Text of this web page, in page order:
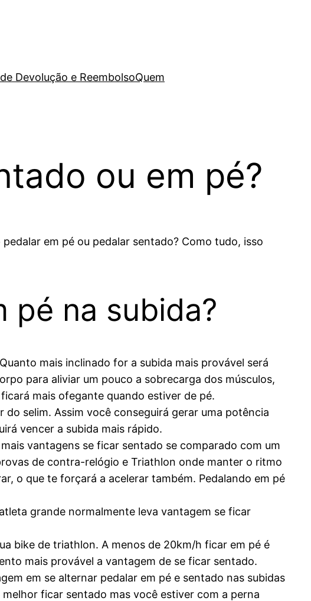
Devolução e ReembolsoQuem
ou em pé?
em pé ou pedalar sentado? Como tudo, isso
pé na subida?
mais inclinado for a subida mais provável será
para aliviar um pouco a sobrecarga dos músculos,
mais ofegante quando estiver de pé.
selim. Assim você conseguirá gerar uma potência
vencer a subida mais rápido.
vantagens se ficar sentado se comparado com um
de contra-relógio e Triathlon onde manter o ritmo
o que te forçará a acelerar também. Pedalando em pé
grande normalmente leva vantagem se ficar
bike de triathlon. A menos de 20km/h ficar em pé é
mais provável a vantagem de se ficar sentado.
em se alternar pedalar em pé e sentado nas subidas
ficar sentado mas você estiver com a perna